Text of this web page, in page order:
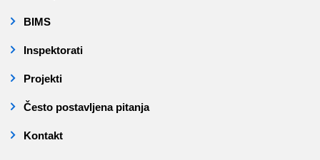
BIMS
Inspektorati
Projekti
Često postavljena pitanja
Kontakt